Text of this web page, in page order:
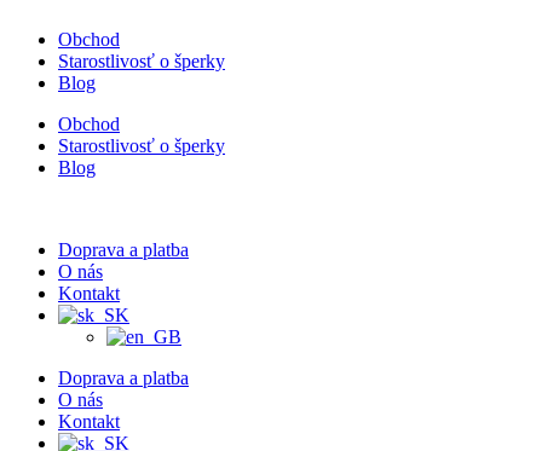
Obchod
Starostlivosť o šperky
Blog
Obchod
Starostlivosť o šperky
Blog
Doprava a platba
O nás
Kontakt
Doprava a platba
O nás
Kontakt